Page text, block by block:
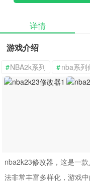
详情
游戏介绍
#NBA2k系列 #nba系列
nba2k23修改器，这是一
法非常丰富多样化，游戏